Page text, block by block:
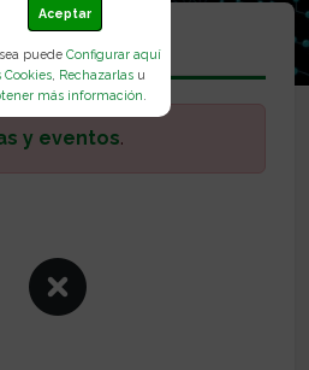
Aceptar
puedeConfigurar aquí
Cookies Rechazarlas u
más información
y eventos.